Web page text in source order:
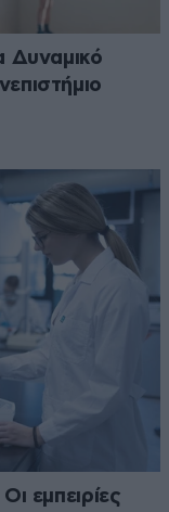
Δυναμικό
εμπειρίες